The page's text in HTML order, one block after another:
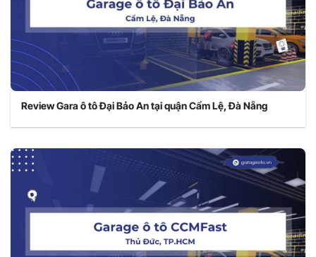
Review Gara ô tô Đại Bảo An tại quận Cẩm Lệ, Đà Nẵng